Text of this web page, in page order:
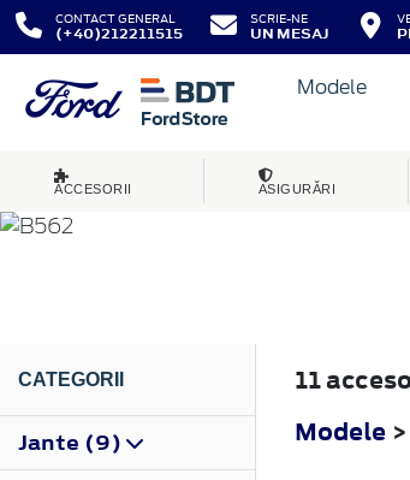
CONTACT GENERAL
(+40)212211515
SCRIE-NE
UN MESAJ
Modele
ACCESORII ASIGURĂRI
KA+
CATEGORII
Jante (9)
11
Modele >